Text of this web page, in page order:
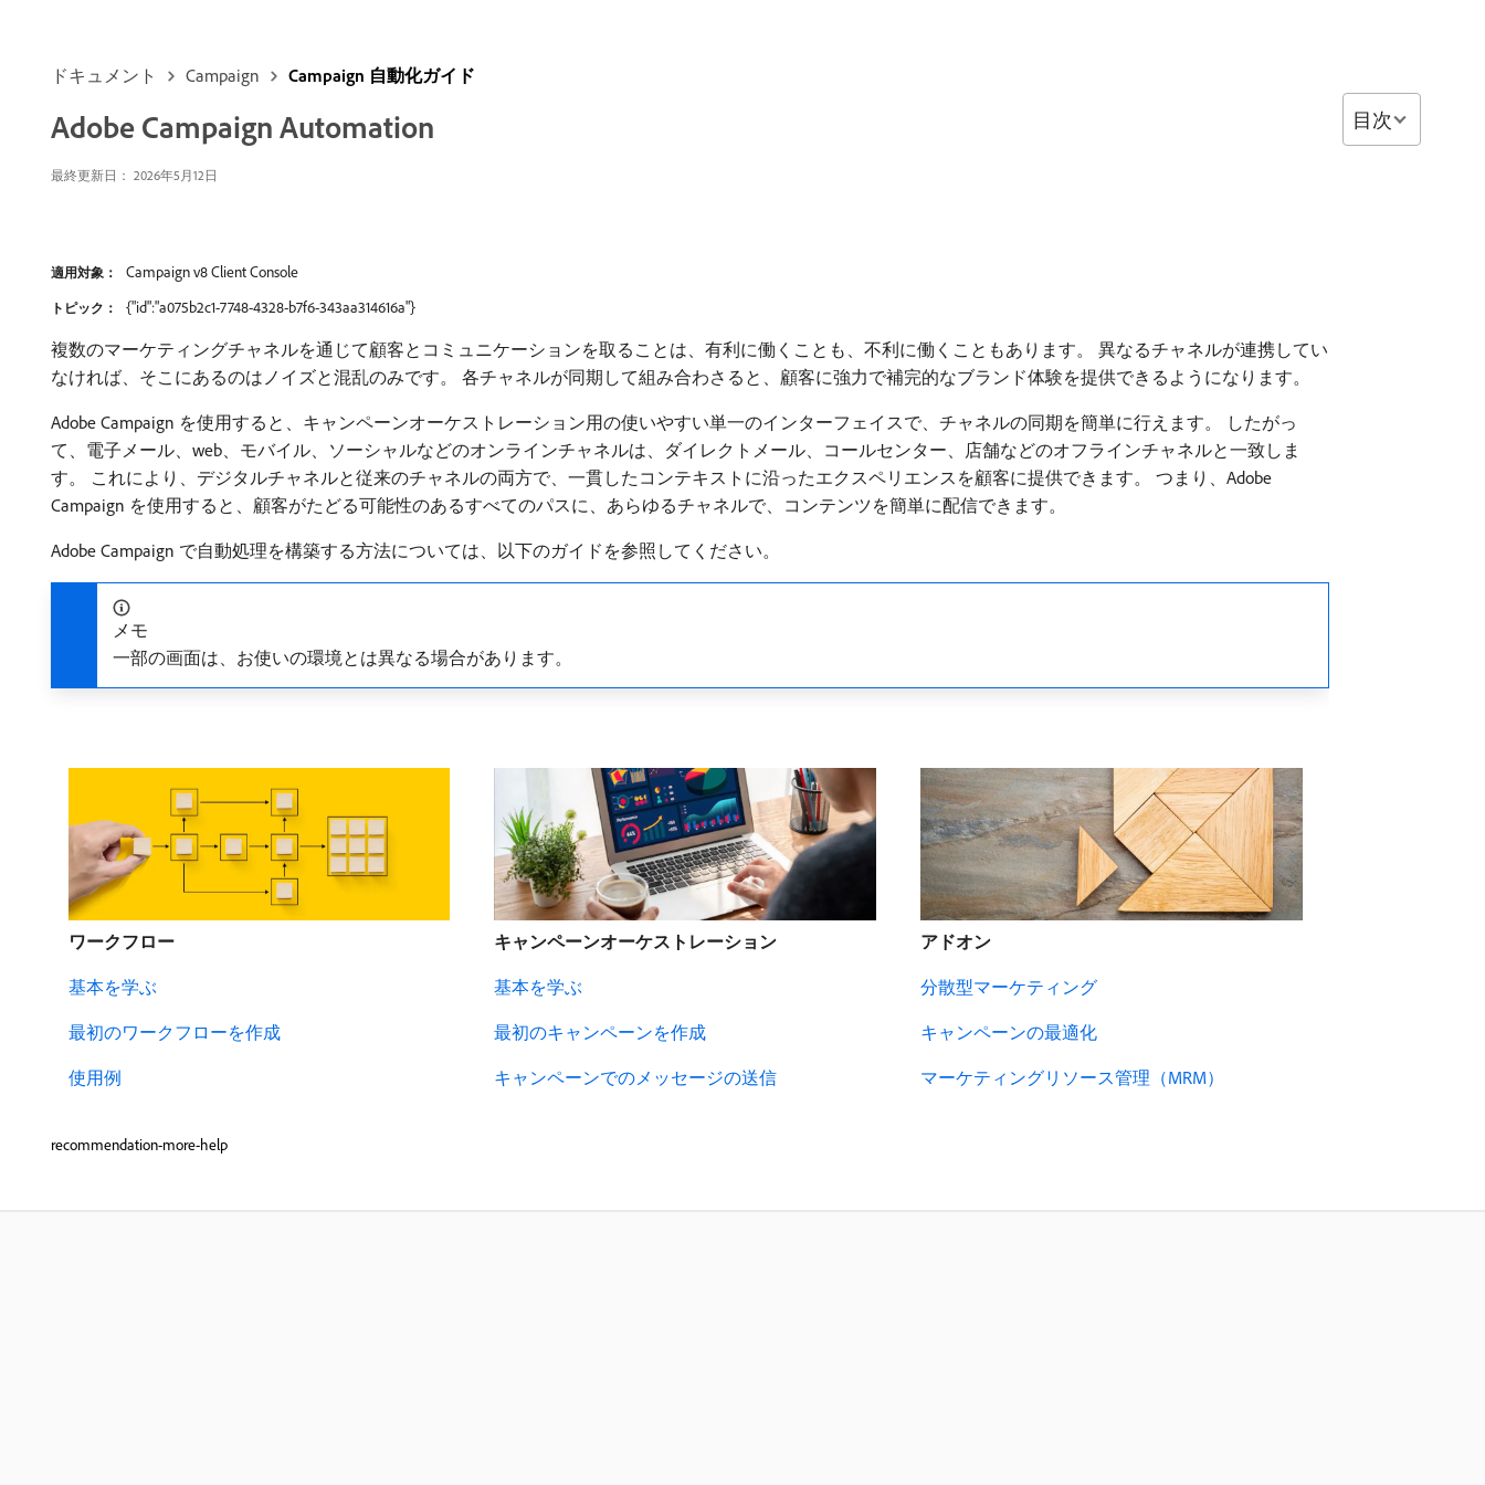
ドキュメント Campaign Campaign 自動化ガイド
Adobe Campaign Automation
最終更新日： 2026年5月12日
適用対象： Campaign v8 Client Console
トピック： {"id":"a075b2c1-7748-4328-b7f6-343aa314616a"}
複数のマーケティングチャネルを通じて顧客とコミュニケーションを取ることは、有利に働くことも、不利に働くこともあります。 異なるチャネルが連携してい
なければ、そこにあるのはノイズと混乱のみです。 各チャネルが同期して組み合わさると、顧客に強力で補完的なブランド体験を提供できるようになります。
Adobe Campaign を使用すると、キャンペーンオーケストレーション用の使いやすい単一のインターフェイスで、チャネルの同期を簡単に行えます。 したがっ
て、電子メール、web、モバイル、ソーシャルなどのオンラインチャネルは、ダイレクトメール、コールセンター、店舗などのオフラインチャネルと一致しま
す。 これにより、デジタルチャネルと従来のチャネルの両方で、一貫したコンテキストに沿ったエクスペリエンスを顧客に提供できます。 つまり、Adobe
Campaign を使用すると、顧客がたどる可能性のあるすべてのパスに、あらゆるチャネルで、コンテンツを簡単に配信できます。
Adobe Campaign で自動処理を構築する方法については、以下のガイドを参照してください。
メモ
一部の画面は、お使いの環境とは異なる場合があります。
ワークフロー
基本を学ぶ
最初のワークフローを作成
使用例
キャンペーンオーケストレーション
基本を学ぶ
最初のキャンペーンを作成
キャンペーンでのメッセージの送信
アドオン
分散型マーケティング
キャンペーンの最適化
マーケティングリソース管理（MRM）
recommendation-more-help
目次